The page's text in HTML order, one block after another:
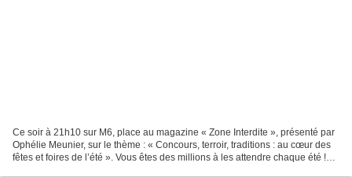
Ce soir à 21h10 sur M6, place au magazine « Zone Interdite », présenté par
Ophélie Meunier, sur le thème : « Concours, terroir, traditions : au cœur des
fêtes et foires de l’été ». Vous êtes des millions à les attendre chaque été !